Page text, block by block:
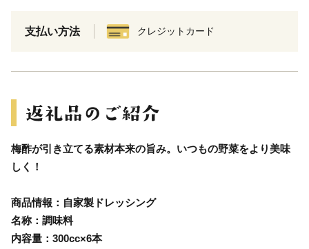
支払い方法 クレジットカード
梅酢が引き立てる素材本来の旨み。いつもの野菜をより美味
しく！
商品情報：自家製ドレッシング
名称：調味料
内容量：300cc×6本